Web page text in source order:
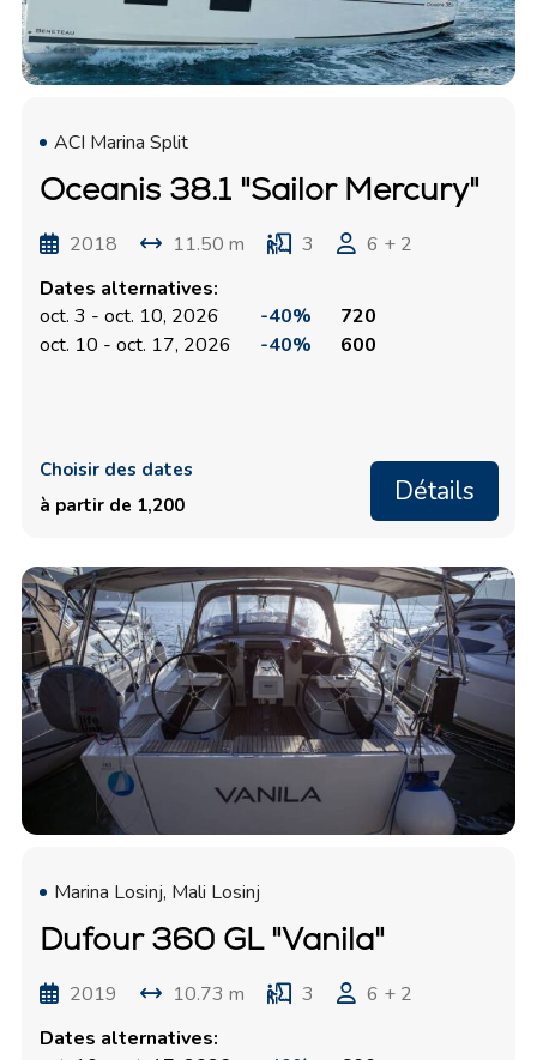
ACI Marina Split
Oceanis 38.1 "Sailor Mercury"
2018 11.50 m 3
6 + 2
Dates alternatives:
oct. 3 - oct. 10, 2026
-40%
720
oct. 10 - oct. 17, 2026
-40% 600
Choisir des dates
à partir de 1,200
Détails
Marina Losinj, Mali Losinj
Dufour 360 GL "Vanila"
2019 10.73 m 3
6 + 2
Dates alternatives: